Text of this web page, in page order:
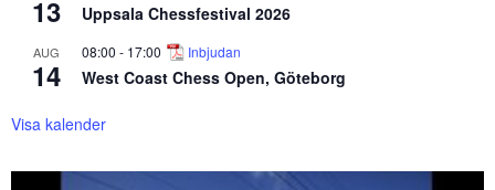
13 Uppsala Chessfestival 2026
AUG
14
08:00 - 17:00 Inbjudan
West Coast Chess Open, Göteborg
Visa kalender